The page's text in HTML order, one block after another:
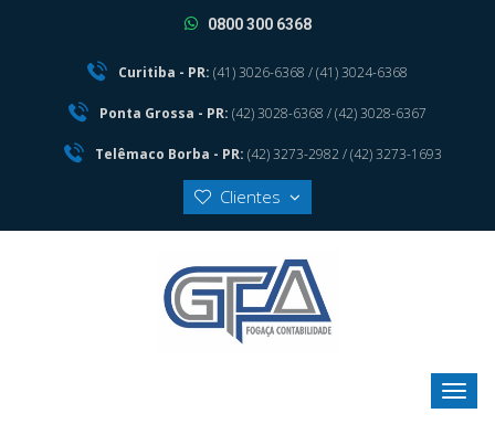
0800 300 6368
Curitiba - PR: (41) 3026-6368 / (41) 3024-6368
Ponta Grossa - PR: (42) 3028-6368 / (42) 3028-6367
Telêmaco Borba - PR: (42) 3273-2982 / (42) 3273-1693
Clientes